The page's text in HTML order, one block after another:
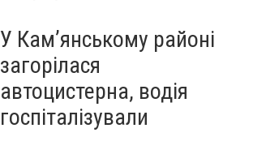
У Кам’янському районі
загорілася
автоцистерна, водія
госпіталізували